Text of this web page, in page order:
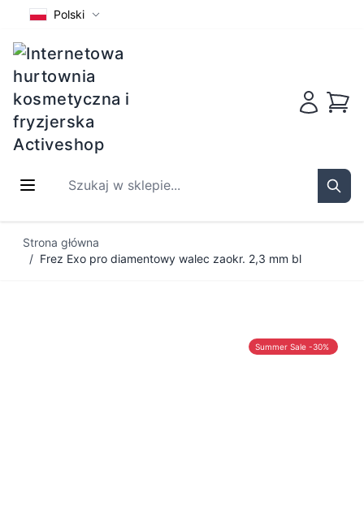
Polski
Szukaj w sklepie...
Strona główna
/ Frez Exo pro diamentowy walec zaokr. 2,3 mm bl
Summer Sale -30%